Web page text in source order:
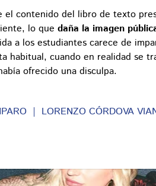
el contenido del libro de texto
lo que daña la imagen
a los estudiantes carece de
habitual, cuando en realidad se
ofrecido una disculpa.
LORENZO CÓRDOVA